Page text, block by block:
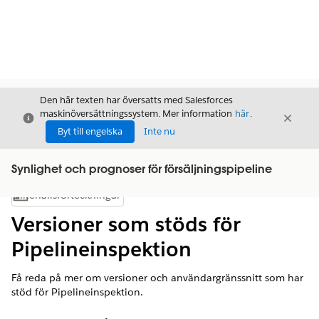
Stäng
Den här texten har översatts med Salesforces
maskinöversättningssystem. Mer information här.
Byt till engelska
Inte nu
Stäng
Synlighet och prognoser för försäljningspipeline
Visa innehållsförteckning
Innehållsförteckningar
Versioner som stöds för
Pipelineinspektion
Få reda på mer om versioner och användargränssnitt som har
stöd för Pipelineinspektion.